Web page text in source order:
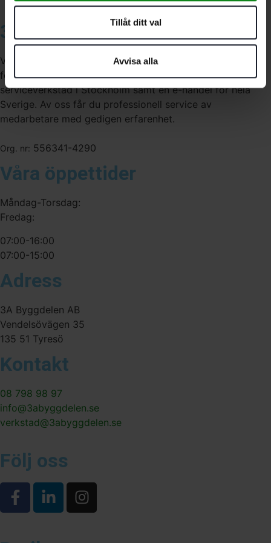
Tillåt ditt val
Avvisa alla
3A Byggdelen
Vi är återförsäljare av elverktyg, tillbehör, infästning och
förbrukningsmaterial. Vi har en fysisk butik och
serviceverkstad i Stockholm samt en e-handel för hela
Sverige. Av oss får du professionell service av
medarbetare med gedigen erfarenhet.
Org. nr: 556341-4290
Våra öppettider
Måndag-Torsdag:
Fredag:
07:00-16:00
07:00-15:00
Adress
3A Byggdelen AB
Vendelsövägen 35
135 51 Tyresö
Kontakt
08 798 98 97
info@3abyggdelen.se
verkstad@3abyggdelen.se
Följ oss